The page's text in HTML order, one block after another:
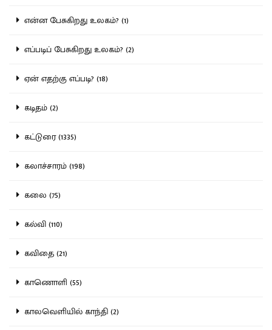
என்ன பேசுகிறது உலகம்? (1)
எப்படிப் பேசுகிறது உலகம்? (2)
ஏன் எதற்கு எப்படி? (18)
கடிதம் (2)
கட்டுரை (1335)
கலாச்சாரம் (198)
கலை (75)
கல்வி (110)
கவிதை (21)
காணொளி (55)
காலவெளியில் காந்தி (2)